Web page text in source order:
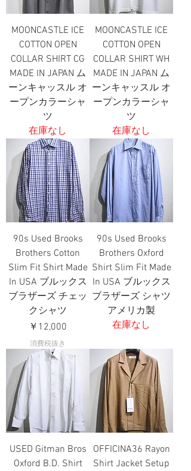
MOONCASTLE ICE
COTTON OPEN
COLLAR SHIRT CG
MADE IN JAPAN ム
ーンキャッスル オ
ープンカラーシャ
ツ
在庫なし
MOONCASTLE ICE
COTTON OPEN
COLLAR SHIRT WH
MADE IN JAPAN ム
ーンキャッスル オ
ープンカラーシャ
ツ
在庫なし
90s Used Brooks
Brothers Cotton
Slim Fit Shirt Made
In USA ブルックス
ブラザーズ チェッ
クシャツ
価格
￥12,000
消費税抜き
90s Used Brooks
Brothers Oxford
Shirt Slim Fit Made
In USA ブルックス
ブラザーズ シャツ
アメリカ製
在庫なし
USED Gitman Bros
Oxford B.D. Shirt
OFFICINA36 Rayon
Shirt Jacket Setup